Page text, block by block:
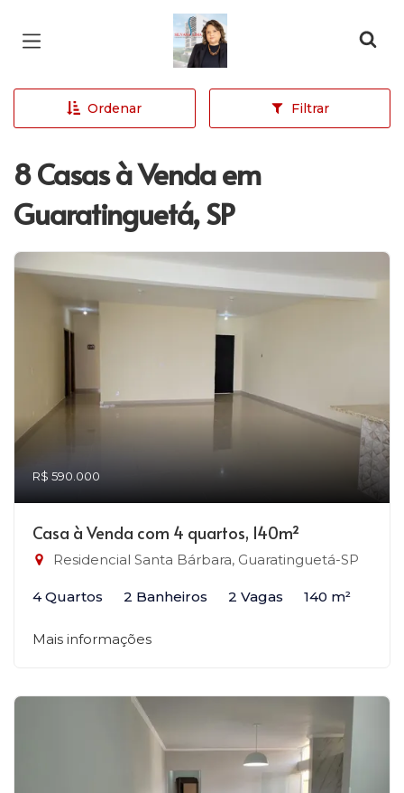
Página inicial
Ordenar Filtrar
8 Casas à Venda em
Guaratinguetá, SP
R$ 590.000
Casa à Venda com 4 quartos, 140m²
Residencial Santa Bárbara, Guaratinguetá-SP
4 Quartos 2 Banheiros 2 Vagas 140 m²
Mais informações